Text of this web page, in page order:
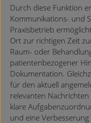
Durch diese Funktion
Kommunikations- und
Praxisbetrieb
Ort zur richtigen Zeit
Raum- oder
patientenbezogener
Dokumentation.
für den aktuell
relevanten
klare
und eine